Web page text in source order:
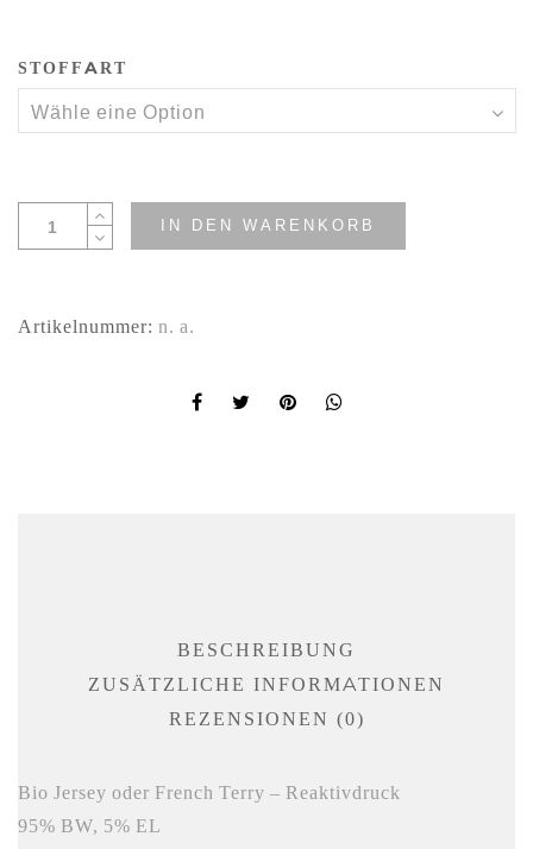
STOFFART
IN DEN WARENKORB
Artikelnummer: n. a.
BESCHREIBUNG
ZUSÄTZLICHE INFORMATIONEN
REZENSIONEN (0)
‎Bio Jersey oder French Terry – Reaktivdruck
95% BW, 5% EL